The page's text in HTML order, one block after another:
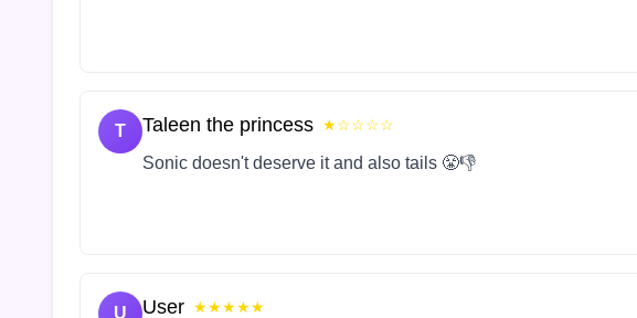
T Taleen the princess ★☆☆☆☆
Sonic doesn't deserve it and also tails 😤👎
U User ★★★★★